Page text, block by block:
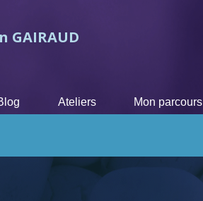
Ateliers Mon parcours
GAIRAUD